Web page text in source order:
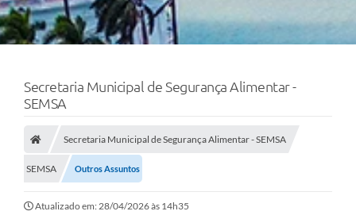
Secretaria Municipal de Segurança Alimentar -
SEMSA
Secretaria Municipal de Segurança Alimentar - SEMSA
SEMSA Outros Assuntos
Atualizado em: 28/04/2026 às 14h35